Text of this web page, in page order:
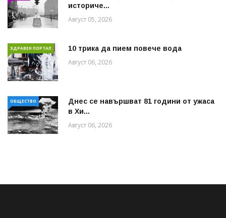
историче...
Август 05, 2026
ЗДРАВЕН ПОРТАЛ 10 трика да пием повече вода
Август 06, 2026
ОБЩЕСТВО
Днес се навършват 81 години от ужаса
в Хи...
Август 06, 2026